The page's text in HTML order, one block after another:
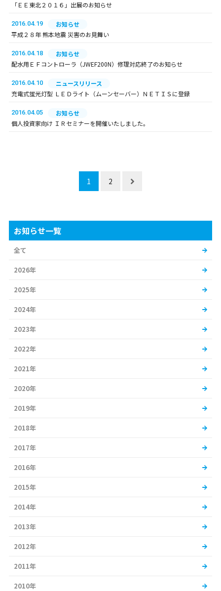
「ＥＥ東北２０１６」出展のお知らせ
2016.04.19
お知らせ
平成２８年 熊本地震 災害のお見舞い
2016.04.18
お知らせ
配水用ＥＦコントローラ（JWEF200N）修理対応終了のお知らせ
2016.04.10
ニュースリリース
充電式蛍光灯型 ＬＥＤライト（ムーンセーバー）ＮＥＴＩＳに登録
2016.04.05
お知らせ
個人投資家向け ＩＲセミナーを開催いたしました。
1 2
お知らせ一覧
全て
2026年
2025年
2024年
2023年
2022年
2021年
2020年
2019年
2018年
2017年
2016年
2015年
2014年
2013年
2012年
2011年
2010年